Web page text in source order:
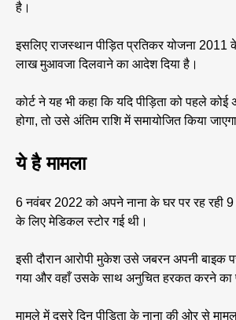
है।
इसलिए राजस्थान पीड़ित प्रतिकर योजना 2011
लाख मुआवजा दिलवाने का आदेश दिया है।
कोर्ट ने यह भी कहा कि यदि पीड़िता को पहले कोई
होगा, तो उसे अंतिम राशि में समायोजित किया
ये है मामला
6 नवंबर 2022 को अपने नाना के घर पर रह रही 9
के लिए मेडिकल स्टोर गई थी।
इसी दौरान आरोपी मुकेश उसे जबरन अपनी बाइक
गया और वहाँ उसके साथ अनुचित हरकत करने का
मामले में दूसरे दिन पीड़िता के नाना की ओर से